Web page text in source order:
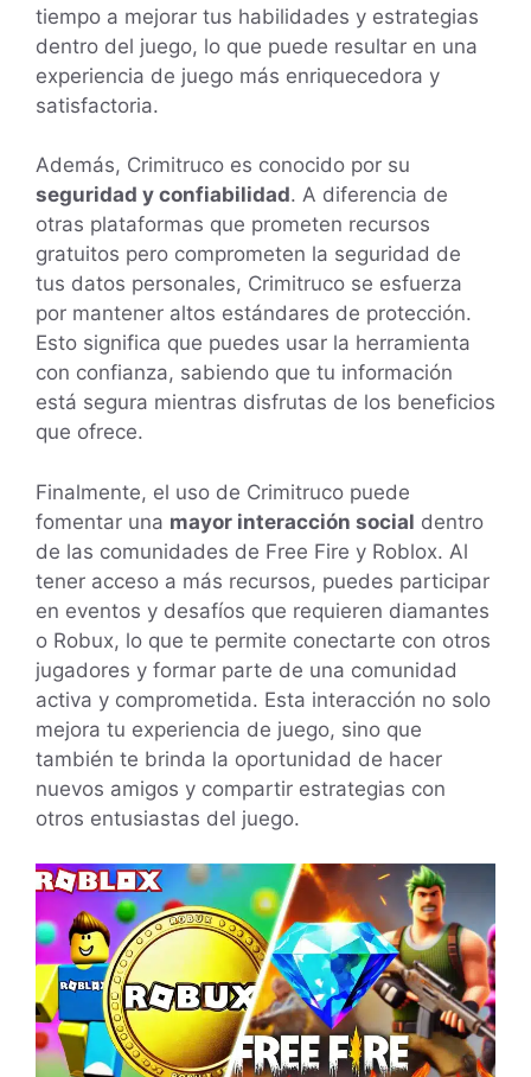
tiempo a mejorar tus habilidades y estrategias
dentro del juego, lo que puede resultar en una
experiencia de juego más enriquecedora y
satisfactoria.
Además, Crimitruco es conocido por su
seguridad y confiabilidad. A diferencia de
otras plataformas que prometen recursos
gratuitos pero comprometen la seguridad de
tus datos personales, Crimitruco se esfuerza
por mantener altos estándares de protección.
Esto significa que puedes usar la herramienta
con confianza, sabiendo que tu información
está segura mientras disfrutas de los beneficios
que ofrece.
Finalmente, el uso de Crimitruco puede
fomentar una mayor interacción social dentro
de las comunidades de Free Fire y Roblox. Al
tener acceso a más recursos, puedes participar
en eventos y desafíos que requieren diamantes
o Robux, lo que te permite conectarte con otros
jugadores y formar parte de una comunidad
activa y comprometida. Esta interacción no solo
mejora tu experiencia de juego, sino que
también te brinda la oportunidad de hacer
nuevos amigos y compartir estrategias con
otros entusiastas del juego.